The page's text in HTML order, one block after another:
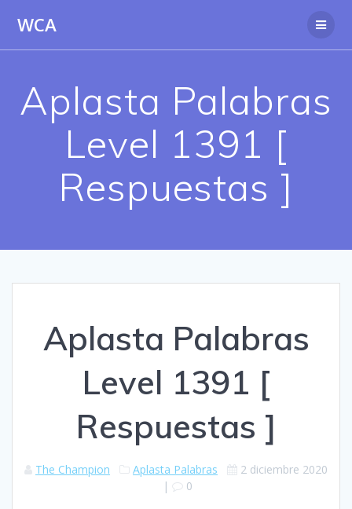
WCA
Aplasta Palabras
Level 1391 [
Respuestas ]
Aplasta Palabras
Level 1391 [
Respuestas ]
The Champion Aplasta Palabras
2 diciembre 2020
|
0